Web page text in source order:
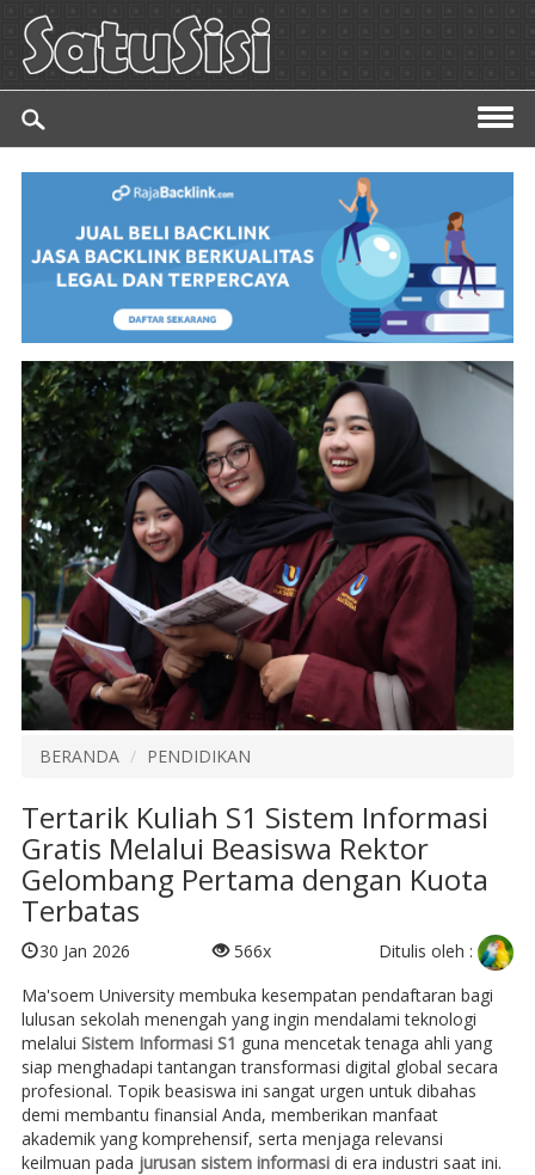
BERANDA PENDIDIKAN
Tertarik Kuliah S1 Sistem Informasi
Gratis Melalui Beasiswa Rektor
Gelombang Pertama dengan Kuota
Terbatas
30 Jan 2026 566x
Ditulis oleh :
Ma'soem University membuka kesempatan pendaftaran bagi
lulusan sekolah menengah yang ingin mendalami teknologi
melalui Sistem Informasi S1 guna mencetak tenaga ahli yang
siap menghadapi tantangan transformasi digital global secara
profesional. Topik beasiswa ini sangat urgen untuk dibahas
demi membantu finansial Anda, memberikan manfaat
akademik yang komprehensif, serta menjaga relevansi
keilmuan pada jurusan sistem informasidi era industri saat ini.